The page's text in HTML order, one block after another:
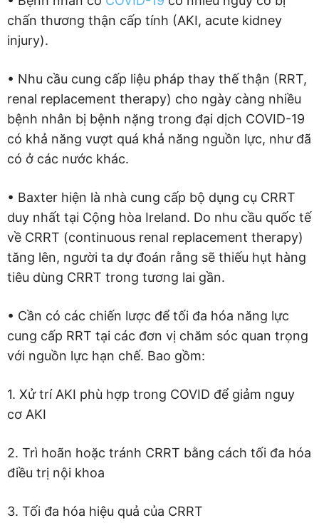
chấn thương thận cấp tính (AKI, acute kidney
injury).
• Nhu cầu cung cấp liệu pháp thay thế thận (RRT,
renal replacement therapy) cho ngày càng nhiều
bệnh nhân bị bệnh nặng trong đại dịch COVID-19
có khả năng vượt quá khả năng nguồn lực, như đã
có ở các nước khác.
• Baxter hiện là nhà cung cấp bộ dụng cụ CRRT
duy nhất tại Cộng hòa Ireland. Do nhu cầu quốc tế
về CRRT (continuous renal replacement therapy)
tăng lên, người ta dự đoán rằng sẽ thiếu hụt hàng
tiêu dùng CRRT trong tương lai gần.
• Cần có các chiến lược để tối đa hóa năng lực
cung cấp RRT tại các đơn vị chăm sóc quan trọng
với nguồn lực hạn chế. Bao gồm:
1. Xử trí AKI phù hợp trong COVID để giảm nguy
cơ AKI
2. Trì hoãn hoặc tránh CRRT bằng cách tối đa hóa
điều trị nội khoa
3. Tối đa hóa hiệu quả của CRRT